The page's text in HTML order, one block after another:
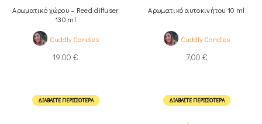
Αρωματικό χώρου – Reed diffuser
130 ml
Cuddly Candles
19,00 €
ΔΙΑΒΆΣΤΕ ΠΕΡΙΣΣΌΤΕΡΑ
Αρωματικό αυτοκινήτου 10 ml
Cuddly Candles
7,00 €
ΔΙΑΒΆΣΤΕ ΠΕΡΙΣΣΌΤΕΡΑ